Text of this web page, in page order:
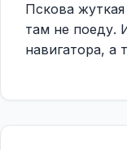
Пскова
там не поеду.
навигатора, а